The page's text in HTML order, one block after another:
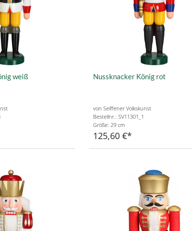
weiß Nussknacker König rot
von Seiffener Volkskunst
Bestellnr.: SV11301_1
Größe: 29 cm
125,60 €